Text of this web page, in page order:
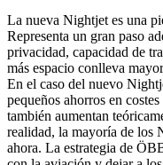
La nueva Nightjet es una
Representa un gran paso
privacidad, capacidad de
más espacio conlleva
En el caso del nuevo
pequeños ahorros en
también aumentan
realidad, la mayoría de los
ahora. La estrategia de